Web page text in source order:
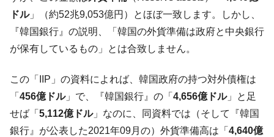
1.9倍！
『Money1』
在韓米国大使スティールが着韓！⇒ さっそ
く空港に詰めかけ「出て行け！」「極右勢力」のプラカー
『Money1』
韓国政府「2035年までに18.4GW規模のAIデ
ータセンター整備」⇒ だから無理だってば。
『Money1』
JPモルガン「韓国レバレッジETFの清算は
ほぼ終わった」
ドル」（約52兆9,053億円）とほぼ一致します。しかし、
『韓国銀行』の説明、「韓国の外貨準備は政府と中央銀行
が保有しているもの」とは合致しません。
この「IIP」の資料によれば、韓国政府の持つ対外債権は
「 456億ドル」で、『韓国銀行』の「 4,656億ドル」と足
せば「 5,112億ドル」なのに、同資料では（そして『韓国
銀行』が公表した2021年09月の）外貨準備高は「 4,640億